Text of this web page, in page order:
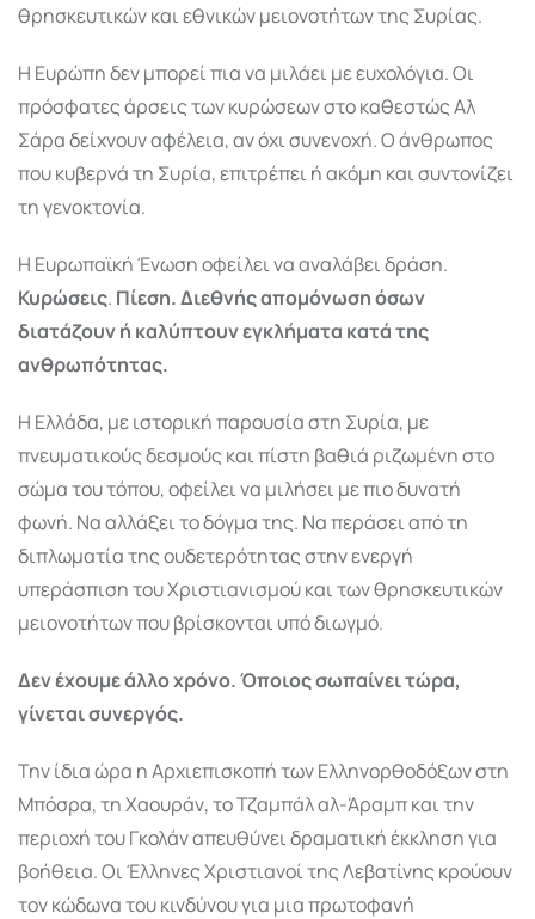
θρησκευτικών και εθνικών μειονοτήτων της Συρίας.
Η Ευρώπη δεν μπορεί πια να μιλάει με ευχολόγια. Οι
πρόσφατες άρσεις των κυρώσεων στο καθεστώς Αλ
Σάρα δείχνουν αφέλεια, αν όχι συνενοχή. Ο άνθρωπος
που κυβερνά τη Συρία, επιτρέπει ή ακόμη και συντονίζει
τη γενοκτονία.
Η Ευρωπαϊκή Ένωση οφείλει να αναλάβει δράση.
Κυρώσεις. Πίεση. Διεθνής απομόνωση όσων
διατάζουν ή καλύπτουν εγκλήματα κατά της
ανθρωπότητας.
Η Ελλάδα, με ιστορική παρουσία στη Συρία, με
πνευματικούς δεσμούς και πίστη βαθιά ριζωμένη στο
σώμα του τόπου, οφείλει να μιλήσει με πιο δυνατή
φωνή. Να αλλάξει το δόγμα της. Να περάσει από τη
διπλωματία της ουδετερότητας στην ενεργή
υπεράσπιση του Χριστιανισμού και των θρησκευτικών
μειονοτήτων που βρίσκονται υπό διωγμό.
Δεν έχουμε άλλο χρόνο. Όποιος σωπαίνει τώρα,
γίνεται συνεργός.
Την ίδια ώρα η Αρχιεπισκοπή των Ελληνορθοδόξων στη
Μπόσρα, τη Χαουράν, το Τζαμπάλ αλ-Άραμπ και την
περιοχή του Γκολάν απευθύνει δραματική έκκληση για
βοήθεια. Οι Έλληνες Χριστιανοί της Λεβατίνης κρούουν
τον κώδωνα του κινδύνου για μια πρωτοφανή